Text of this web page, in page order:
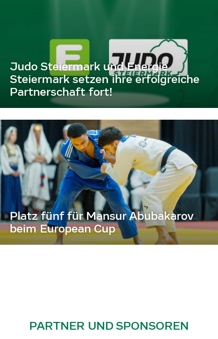
Judo Steiermark und Energie
Steiermark setzen ihre erfolgreiche
Partnerschaft fort!
Platz fünf für Mansur Abubakarov
beim European Cup
PARTNER UND SPONSOREN